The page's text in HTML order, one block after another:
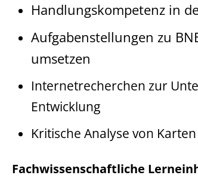
Handlungskompetenz in
Aufgabenstellungen zu
umsetzen
Internetrecherchen zur
Entwicklung
Kritische Analyse von
Fachwissenschaftliche